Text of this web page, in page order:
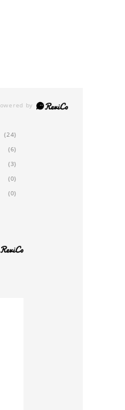
(24)
(6)
(3)
(0)
(0)